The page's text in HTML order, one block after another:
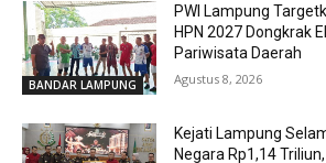
BANDAR LAMPUNG
PWI Lampung
HPN 2027 Dongkrak
Pariwisata Daerah
Agustus 8, 2026
Kejati Lampung
Negara Rp1,14